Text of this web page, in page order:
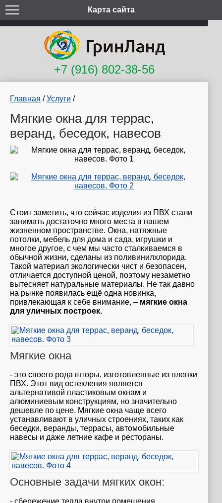
Карта сайта
+7 (916) 802-38-56
Главная /Услуги /
Мягкие окна для террас,
веранд, беседок, навесов
Стоит заметить, что сейчас изделия из ПВХ стали
занимать достаточно много места в нашем
жизненном пространстве. Окна, натяжные
потолки, мебель для дома и сада, игрушки и
многое другое, с чем мы часто сталкиваемся в
обычной жизни, сделаны из поливинилхлорида.
Такой материал экологически чист и безопасен,
отличается доступной ценой, поэтому незаметно
вытесняет натуральные материалы. Не так давно
на рынке появилась ещё одна новинка,
привлекающая к себе внимание, – мягкие окна
для уличных построек.
Мягкие окна
- это своего рода шторы, изготовленные из пленки
ПВХ. Этот вид остекления является
альтернативой пластиковым окнам и
алюминиевым конструкциям, но значительно
дешевле по цене. Мягкие окна чаще всего
устанавливают в уличных строениях, таких как
беседки, веранды, террасы, автомобильные
навесы и даже летние кафе и рестораны.
Основные задачи мягких окон:
- сбережение тепла внутри помещения,